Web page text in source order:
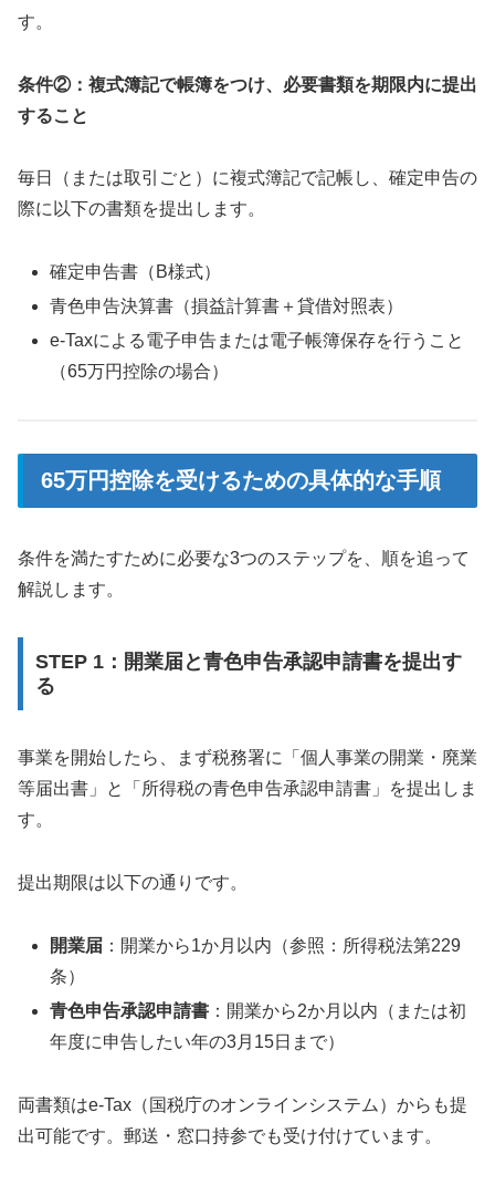
す。
条件②：複式簿記で帳簿をつけ、必要書類を期限内に提出
すること
毎日（または取引ごと）に複式簿記で記帳し、確定申告の
際に以下の書類を提出します。
確定申告書（B様式）
青色申告決算書（損益計算書＋貸借対照表）
e-Taxによる電子申告または電子帳簿保存を行うこと
（65万円控除の場合）
65万円控除を受けるための具体的な手順
条件を満たすために必要な3つのステップを、順を追って
解説します。
STEP 1：開業届と青色申告承認申請書を提出す
る
事業を開始したら、まず税務署に「個人事業の開業・廃業
等届出書」と「所得税の青色申告承認申請書」を提出しま
す。
提出期限は以下の通りです。
開業届 ：開業から1か月以内（参照：所得税法第229
条）
青色申告承認申請書 ：開業から2か月以内（または初
年度に申告したい年の3月15日まで）
両書類はe-Tax（国税庁のオンラインシステム）からも提
出可能です。郵送・窓口持参でも受け付けています。